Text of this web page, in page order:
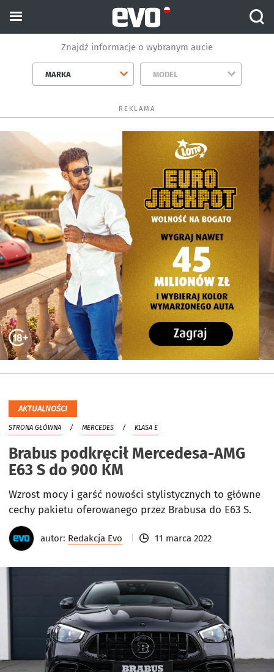
Znajdź informacje o wybranym aucie
MARKA MODEL
REKLAMA
AKTUALNOŚCI
STRONA GŁÓWNA MERCEDES KLASA E
Brabus podkręcił Mercedesa-AMG
E63 S do 900 KM
Wzrost mocy i garść nowości stylistycznych to główne
cechy pakietu oferowanego przez Brabusa do E63 S.
autor: Redakcja Evo 11 marca 2022